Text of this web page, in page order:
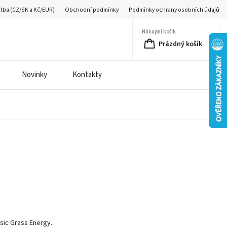
(CZ/SK a Kč/EUR) Obchodní podmínky Podmínky ochrany osobních údajů
Nákupní košík
Prázdný košík
Novinky Kontakty
Grass Energy.